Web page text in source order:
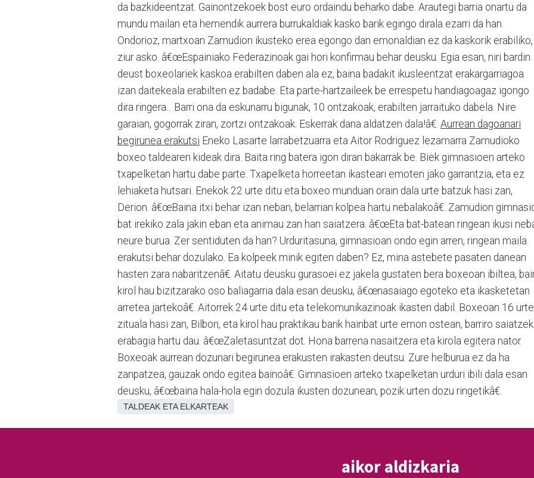
da bazkideentzat. Gainontzekoek bost euro ordaindu beharko dabe. Arautegi barria onartu da
mundu mailan eta hemendik aurrera burrukaldiak kasko barik egingo dirala ezarri da han.
Ondorioz, martxoan Zamudion ikusteko erea egongo dan emonaldian ez da kaskorik erabiliko,
ziur asko. â€œEspainiako Federazinoak gai hori konfirmau behar deusku. Egia esan, niri bardin
deust boxeolariek kaskoa erabilten daben ala ez, baina badakit ikusleentzat erakargarriagoa
izan daitekeala erabilten ez badabe. Eta parte-hartzaileek be errespetu handiagoagaz igongo
dira ringera... Barri ona da eskunarru bigunak, 10 ontzakoak, erabilten jarraituko dabela. Nire
garaian, gogorrak ziran, zortzi ontzakoak. Eskerrak dana aldatzen dala!â€. Aurrean dagoanari
begirunea erakutsi Eneko Lasarte larrabetzuarra eta Aitor Rodriguez lezamarra Zamudioko
boxeo taldearen kideak dira. Baita ring batera igon diran bakarrak be. Biek gimnasioen arteko
txapelketan hartu dabe parte. Txapelketa horreetan ikasteari emoten jako garrantzia, eta ez
lehiaketa hutsari. Enekok 22 urte ditu eta boxeo munduan orain dala urte batzuk hasi zan,
Derion. â€œBaina itxi behar izan neban, belarrian kolpea hartu nebalakoâ€. Zamudion
bat irekiko zala jakin eban eta animau zan han saiatzera. â€œEta bat-batean ringean ikusi
neure burua. Zer sentiduten da han? Urduritasuna, gimnasioan ondo egin arren, ringean maila
erakutsi behar dozulako. Ea kolpeek minik egiten daben? Ez, mina astebete pasaten danean
hasten zara nabaritzenâ€. Aitatu deusku gurasoei ez jakela gustaten bera boxeoan ibiltea,
kirol hau bizitzarako oso baliagarria dala esan deusku, â€œnasaiago egoteko eta ikasketetan
arretea jartekoâ€. Aitorrek 24 urte ditu eta telekomunikazinoak ikasten dabil. Boxeoan 16 urte
zituala hasi zan, Bilbon, eta kirol hau praktikau barik hainbat urte emon ostean, barriro
erabagia hartu dau. â€œZaletasuntzat dot. Hona barrena nasaitzera eta kirola egitera nator.
Boxeoak aurrean dozunari begirunea erakusten irakasten deutsu. Zure helburua ez da ha
zanpatzea, gauzak ondo egitea bainoâ€. Gimnasioen arteko txapelketan urduri ibili dala esan
deusku, â€œbaina hala-hola egin dozula ikusten dozunean, pozik urten dozu ringetikâ€.
TALDEAK ETA ELKARTEAK
aikor aldizkaria